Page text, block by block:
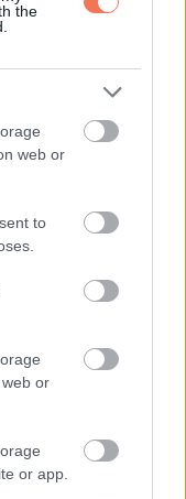
the
web or
to
or
or app.
mert
a kifutón